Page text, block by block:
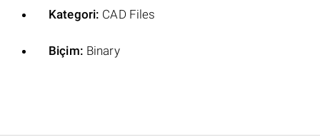
Kategori: CAD Files
Biçim: Binary